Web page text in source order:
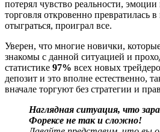
потерял чувство реальности,
торговля откровенно превратилась
отыграться, проиграл все.
Уверен, что многие новички,
знакомы с данной ситуацией и
статистике 97% всех новых
депозит и это вполне естественно,
вначале торгуют без стратегии и
Наглядная ситуация, что
Форексе не так и сложно!